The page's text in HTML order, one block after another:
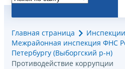
Главная страница
Инспекции
Межрайонная инспекция ФНС
Петербургу (Выборгский р-н)
Противодействие коррупции